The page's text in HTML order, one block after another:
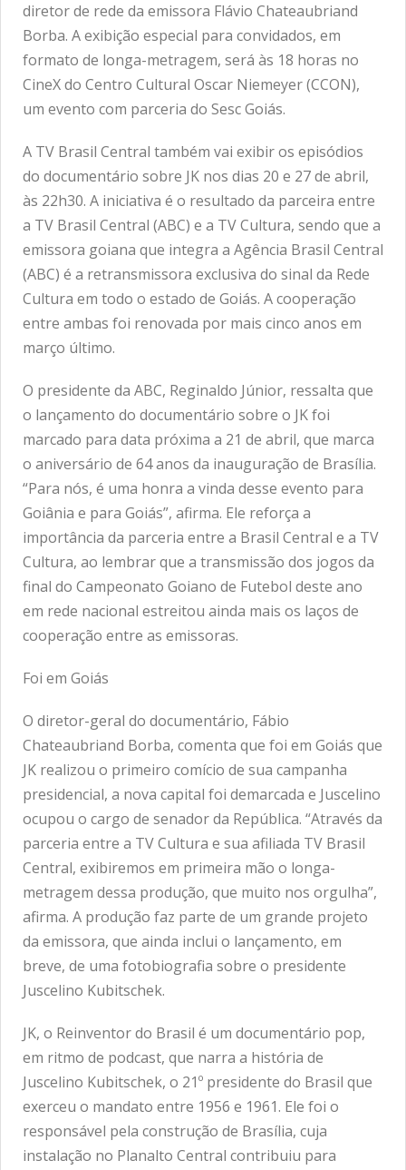
diretor de rede da emissora Flávio Chateaubriand
Borba. A exibição especial para convidados, em
formato de longa-metragem, será às 18 horas no
CineX do Centro Cultural Oscar Niemeyer (CCON),
um evento com parceria do Sesc Goiás.
A TV Brasil Central também vai exibir os episódios
do documentário sobre JK nos dias 20 e 27 de abril,
às 22h30. A iniciativa é o resultado da parceira entre
a TV Brasil Central (ABC) e a TV Cultura, sendo que a
emissora goiana que integra a Agência Brasil Central
(ABC) é a retransmissora exclusiva do sinal da Rede
Cultura em todo o estado de Goiás. A cooperação
entre ambas foi renovada por mais cinco anos em
março último.
O presidente da ABC, Reginaldo Júnior, ressalta que
o lançamento do documentário sobre o JK foi
marcado para data próxima a 21 de abril, que marca
o aniversário de 64 anos da inauguração de Brasília.
“Para nós, é uma honra a vinda desse evento para
Goiânia e para Goiás”, afirma. Ele reforça a
importância da parceria entre a Brasil Central e a TV
Cultura, ao lembrar que a transmissão dos jogos da
final do Campeonato Goiano de Futebol deste ano
em rede nacional estreitou ainda mais os laços de
cooperação entre as emissoras.
Foi em Goiás
O diretor-geral do documentário, Fábio
Chateaubriand Borba, comenta que foi em Goiás que
JK realizou o primeiro comício de sua campanha
presidencial, a nova capital foi demarcada e Juscelino
ocupou o cargo de senador da República. “Através da
parceria entre a TV Cultura e sua afiliada TV Brasil
Central, exibiremos em primeira mão o longa-
metragem dessa produção, que muito nos orgulha”,
afirma. A produção faz parte de um grande projeto
da emissora, que ainda inclui o lançamento, em
breve, de uma fotobiografia sobre o presidente
Juscelino Kubitschek.
JK, o Reinventor do Brasil é um documentário pop,
em ritmo de podcast, que narra a história de
Juscelino Kubitschek, o 21º presidente do Brasil que
exerceu o mandato entre 1956 e 1961. Ele foi o
responsável pela construção de Brasília, cuja
instalação no Planalto Central contribuiu para